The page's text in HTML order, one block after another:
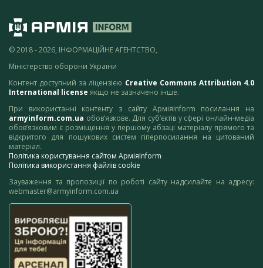
© 2018 - 2026, ІНФОРМАЦІЙНЕ АГЕНТСТВО,
Міністерство оборони України
Контент доступний за ліцензією Creative Commons Attribution 4.0
International license якщо не зазначено інше.
При використанні контенту з сайту АрміяInform посилання на
armyinform.com.ua обов’язкове. Для суб’єктів у сфері онлайн-медіа
обов’язковим є розміщення у першому абзаці матеріалу прямого та
відкритого для пошукових систем гіперпосилання на цитований
матеріал.
Політика користування сайтом АрміяInform
Політика використання файлів cookie
Зауваження та пропозиції по роботі сайту надсилайте на адресу:
webmaster@armyinform.com.ua